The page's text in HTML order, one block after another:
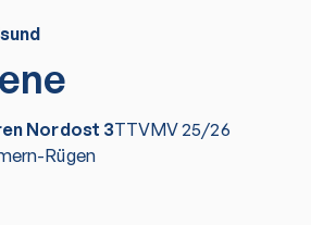
Nordost 3TTVMV25/26
Rügen